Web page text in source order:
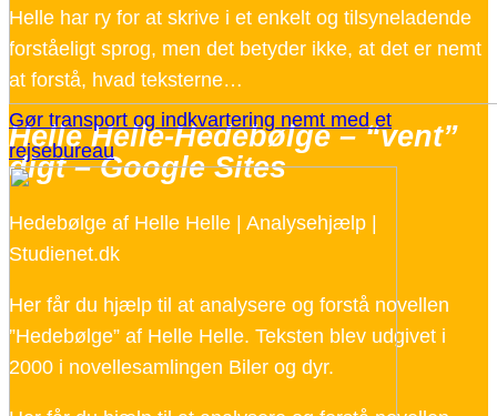
Gør transport og indkvartering nemt med et
rejsebureau
Helle har ry for at skrive i et enkelt og tilsyneladende
forståeligt sprog, men det betyder ikke, at det er nemt
at forstå, hvad teksterne…
Helle Helle-Hedebølge – “vent”
digt – Google Sites
Hedebølge af Helle Helle | Analysehjælp |
Studienet.dk
Her får du hjælp til at analysere og forstå novellen
”Hedebølge” af Helle Helle. Teksten blev udgivet i
2000 i novellesamlingen Biler og dyr.